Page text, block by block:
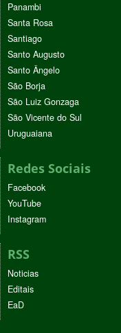
Panambi
Santa Rosa
Santiago
Santo Augusto
Santo Ângelo
São Borja
São Luiz Gonzaga
São Vicente do Sul
Uruguaiana
Redes Sociais
Facebook
YouTube
Instagram
RSS
Noticias
Editais
EaD